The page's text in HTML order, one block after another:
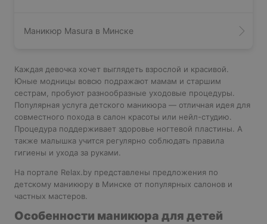
Маникюр Masura в Минске
Каждая девочка хочет выглядеть взрослой и красивой.
Юные модницы вовсю подражают мамам и старшим
сестрам, пробуют разнообразные уходовые процедуры.
Популярная услуга детского маникюра — отличная идея для
совместного похода в салон красоты или нейл-студию.
Процедура поддерживает здоровье ногтевой пластины. А
также малышка учится регулярно соблюдать правила
гигиены и ухода за руками.
На портале Relax.by представлены предложения по
детскому маникюру в Минске от популярных салонов и
частных мастеров.
Особенности маникюра для детей